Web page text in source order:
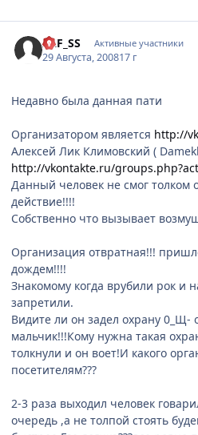
ALF_SS Активные участники
29 Августа, 200817 г
Недавно была данная пати
Организатором является http://
Алексей Лик Климовский (
http://vkontakte.ru/
Данный человек не смог толком
действие!!!!
Собственно что вызывает
Организация отвратная!!!
дождем!!!!
Знакомому когда врубили рок и
запретили.
Видите ли он задел охрану 0_Щ-
мальчик!!!Кому нужна такая
толкнули и он воет!И какого
посетителям???
2-3 раза выходил человек
очередь ,а не толпой стоять